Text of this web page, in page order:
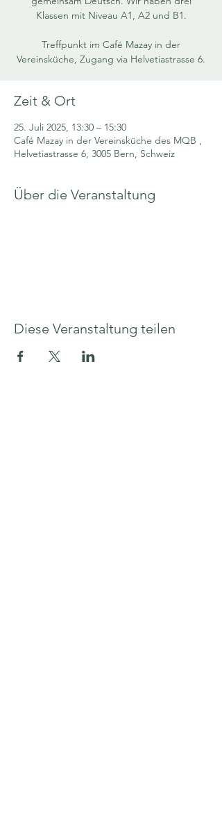
Klassen mit Niveau A1, A2 und B1.
Treffpunkt im Café Mazay in der
Vereinsküche, Zugang via Helvetiastrasse 6.
Zeit & Ort
25. Juli 2025, 13:30 – 15:30
Café Mazay in der Vereinsküche des MQB ,
Helvetiastrasse 6, 3005 Bern, Schweiz
Über die Veranstaltung
Diese Veranstaltung teilen